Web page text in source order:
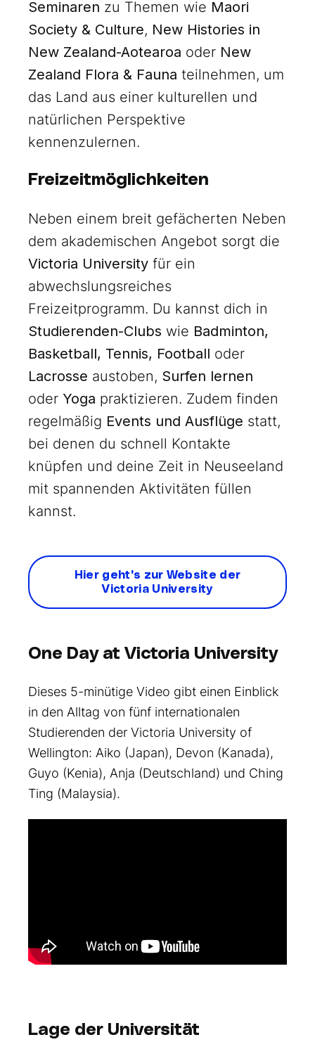
Seminaren zu Themen wie Maori
Society & Culture, New Histories in
New Zealand-Aotearoa oder New
Zealand Flora & Fauna teilnehmen, um
das Land aus einer kulturellen und
natürlichen Perspektive
kennenzulernen.
Freizeitmöglichkeiten
Neben einem breit gefächerten Neben
dem akademischen Angebot sorgt die
Victoria University für ein
abwechslungsreiches
Freizeitprogramm. Du kannst dich in
Studierenden-Clubs wie Badminton,
Basketball, Tennis, Football oder
Lacrosse austoben, Surfen lernen
oder Yoga praktizieren. Zudem finden
regelmäßig Events und Ausflüge statt,
bei denen du schnell Kontakte
knüpfen und deine Zeit in Neuseeland
mit spannenden Aktivitäten füllen
kannst.
Hier geht's zur Website der
Victoria University
One Day at Victoria University
Dieses 5-minütige Video gibt einen Einblick
in den Alltag von fünf internationalen
Studierenden der Victoria University of
Wellington: Aiko (Japan), Devon (Kanada),
Guyo (Kenia), Anja (Deutschland) und Ching
Ting (Malaysia).
Lage der Universität